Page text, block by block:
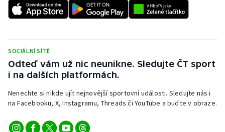
SOCIÁLNÍ SÍTĚ
Odteď vám už nic neunikne. Sledujte ČT sport
i na dalších platformách.
Nenechte si nikde ujít nejnovější sportovní události. Sledujte nás i
na Facebooku, X, Instagramu, Threads či YouTube a buďte v obraze.